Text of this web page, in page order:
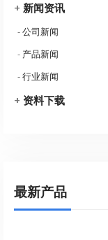
+ 新闻资讯
-公司新闻
- 产品新闻
-行业新闻
+ 资料下载
最新产品